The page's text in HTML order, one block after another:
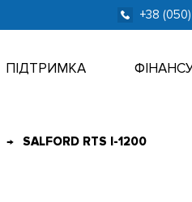
+38
ПІДТРИМКА
SALFORD RTS I-1200